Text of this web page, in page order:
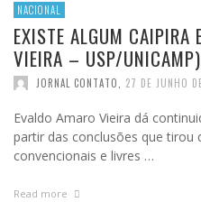
NACIONAL
EXISTE ALGUM CAIPIRA
VIEIRA – USP/UNICAMP)
JORNAL CONTATO, 27 DE JUNHO
Evaldo Amaro Vieira dá
partir das conclusões que tirou
convencionais e livres …
Read more